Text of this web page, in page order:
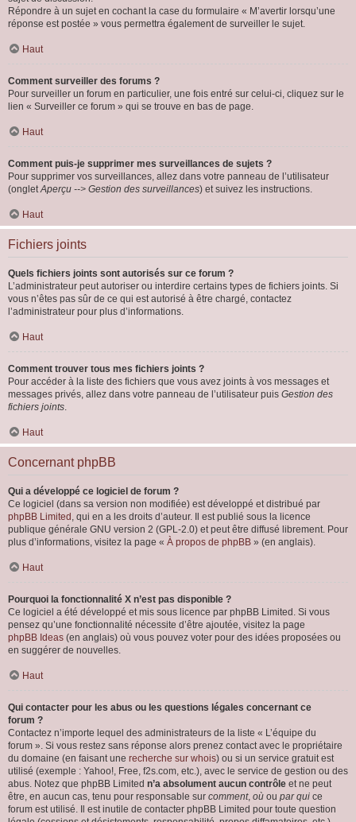
Répondre à un sujet en cochant la case du formulaire « M’avertir lorsqu’une
réponse est postée » vous permettra également de surveiller le sujet.
Haut
Comment surveiller des forums ?
Pour surveiller un forum en particulier, une fois entré sur celui-ci, cliquez sur le
lien « Surveiller ce forum » qui se trouve en bas de page.
Haut
Comment puis-je supprimer mes surveillances de sujets ?
Pour supprimer vos surveillances, allez dans votre panneau de l’utilisateur
(ongletAperçu --> Gestion des surveillances) et suivez les instructions.
Haut
Fichiers joints
Quels fichiers joints sont autorisés sur ce forum ?
L’administrateur peut autoriser ou interdire certains types de fichiers joints. Si
vous n’êtes pas sûr de ce qui est autorisé à être chargé, contactez
l’administrateur pour plus d’informations.
Haut
Comment trouver tous mes fichiers joints ?
Pour accéder à la liste des fichiers que vous avez joints à vos messages et
messages privés, allez dans votre panneau de l’utilisateur puis Gestion des
fichiers joints.
Haut
Concernant phpBB
Qui a développé ce logiciel de forum ?
Ce logiciel (dans sa version non modifiée) est développé et distribué par
phpBB Limited , qui en a les droits d’auteur. Il est publié sous la licence
publique générale GNU version 2 (GPL-2.0) et peut être diffusé librement. Pour
plus d’informations, visitez la page « À propos de phpBB » (en anglais).
Haut
Pourquoi la fonctionnalité X n’est pas disponible ?
Ce logiciel a été développé et mis sous licence par phpBB Limited. Si vous
pensez qu’une fonctionnalité nécessite d’être ajoutée, visitez la page
phpBB Ideas (en anglais) où vous pouvez voter pour des idées proposées ou
en suggérer de nouvelles.
Haut
Qui contacter pour les abus ou les questions légales concernant ce
forum ?
Contactez n’importe lequel des administrateurs de la liste « L’équipe du
forum ». Si vous restez sans réponse alors prenez contact avec le propriétaire
du domaine (en faisant une recherche sur whois) ou si un service gratuit est
utilisé (exemple : Yahoo!, Free, f2s.com, etc.), avec le service de gestion ou des
abus. Notez que phpBB Limited n’a absolument aucun contrôle et ne peut
être, en aucun cas, tenu pour responsable sur comment, où ou par qui ce
forum est utilisé. Il est inutile de contacter phpBB Limited pour toute question